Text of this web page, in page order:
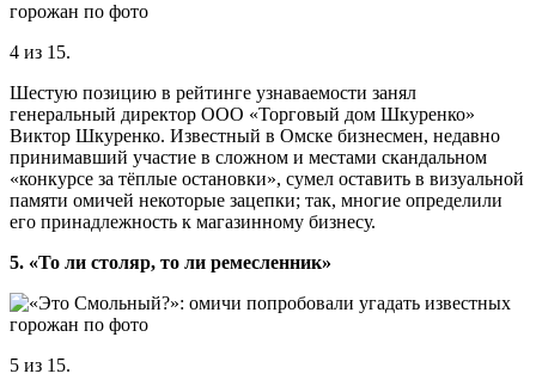
4 из 15.
Шестую позицию в рейтинге узнаваемости занял
генеральный директор ООО «Торговый дом Шкуренко»
Виктор Шкуренко. Известный в Омске бизнесмен, недавно
принимавший участие в сложном и местами скандальном
«конкурсе за тёплые остановки», сумел оставить в визуальной
памяти омичей некоторые зацепки; так, многие определили
его принадлежность к магазинному бизнесу.
5. «То ли столяр, то ли ремесленник»
5 из 15.